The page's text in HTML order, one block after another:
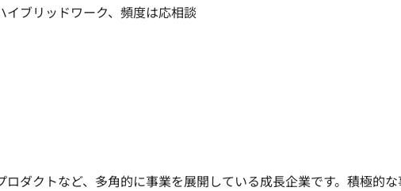
イブリッドワーク、頻度は応相談
ダクトなど、多角的に事業を展開している成長企業です。積極的